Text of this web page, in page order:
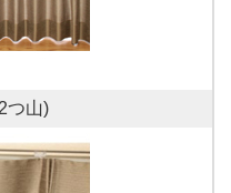
つ山)